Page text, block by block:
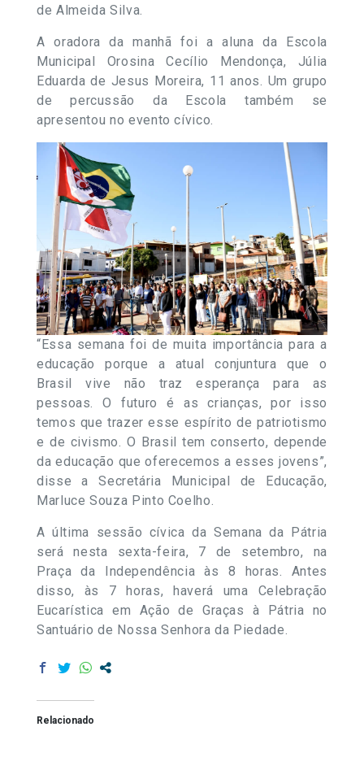
de Almeida Silva.
A oradora da manhã foi a aluna da Escola
Municipal Orosina Cecílio Mendonça, Júlia
Eduarda de Jesus Moreira, 11 anos. Um grupo
de percussão da Escola também se
apresentou no evento cívico.
“Essa semana foi de muita importância para a
educação porque a atual conjuntura que o
Brasil vive não traz esperança para as
pessoas. O futuro é as crianças, por isso
temos que trazer esse espírito de patriotismo
e de civismo. O Brasil tem conserto, depende
da educação que oferecemos a esses jovens”,
disse a Secretária Municipal de Educação,
Marluce Souza Pinto Coelho.
A última sessão cívica da Semana da Pátria
será nesta sexta-feira, 7 de setembro, na
Praça da Independência às 8 horas. Antes
disso, às 7 horas, haverá uma Celebração
Eucarística em Ação de Graças à Pátria no
Santuário de Nossa Senhora da Piedade.
Relacionado